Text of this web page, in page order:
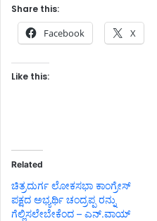
Share this:
Facebook X
Like this:
Related
ಚಿತ್ರದುರ್ಗ ಲೋಕಸಭಾ ಕಾಂಗ್ರೇಸ್
ಪಕ್ಷದ ಅಭ್ಯರ್ಥಿ ಚಂದ್ರಪ್ಪ ರನ್ನು
ಗೆಲ್ಲಿಸಲೇಬೇಕೆಂದ – ಎನ್.ವಾಯ್